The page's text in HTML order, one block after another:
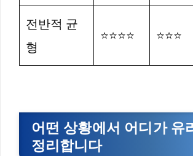
전반적 균
형
⭐⭐⭐⭐ ⭐⭐⭐
어떤 상황에서 어디가 유
정리합니다